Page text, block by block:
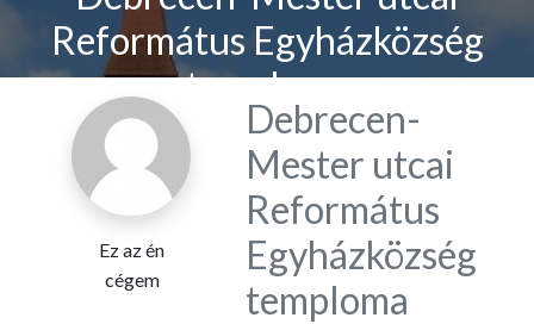
Református Egyházközség
temploma
Ez az én
cégem
Debrecen-
Mester utcai
Református
Egyházközség
temploma